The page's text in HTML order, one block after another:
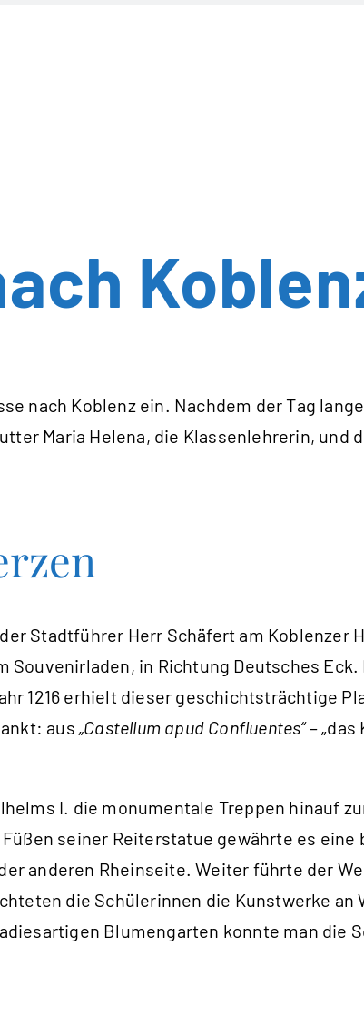
nach Koblenz ein. Nachdem der Tag
Maria Helena, die Klassenlehrerin, und
Stadtführer Herr Schäfert am Koblenzer
in Richtung Deutsches
1216 erhielt dieser geschichtsträchtige
aus„Castellum apud Confluentes“– „das
I. die monumentale Treppen hinauf
seiner Reiterstatue gewährte es
anderen Rheinseite. Weiter führte der
die Schülerinnen die Kunstwerke an
Blumengarten konnte man die